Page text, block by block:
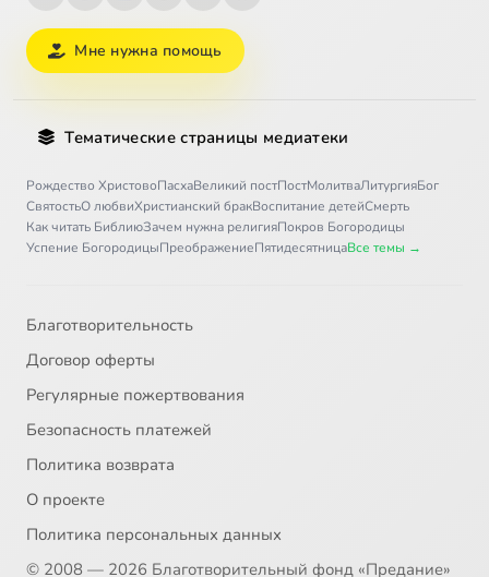
Мне нужна помощь
Тематические страницы медиатеки
Рождество ХристовоПасхаВеликий постПостМолитваЛитургияБог
СвятостьО любвиХристианский бракВоспитание детейСмерть
Как читать БиблиюЗачем нужна религияПокров Богородицы
Успение БогородицыПреображениеПятидесятницаВсе темы →
Благотворительность
Договор оферты
Регулярные пожертвования
Безопасность платежей
Политика возврата
О проекте
Политика персональных данных
© 2008 — 2026 Благотворительный фонд «Предание»